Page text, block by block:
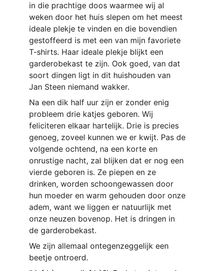
in die prachtige doos waarmee wij al
weken door het huis slepen om het meest
ideale plekje te vinden en die bovendien
gestoffeerd is met een van mijn favoriete
T-shirts. Haar ideale plekje blijkt een
garderobekast te zijn. Ook goed, van dat
soort dingen ligt in dit huishouden van
Jan Steen niemand wakker.
Na een dik half uur zijn er zonder enig
probleem drie katjes geboren. Wij
feliciteren elkaar hartelijk. Drie is precies
genoeg, zoveel kunnen we er kwijt. Pas de
volgende ochtend, na een korte en
onrustige nacht, zal blijken dat er nog een
vierde geboren is. Ze piepen en ze
drinken, worden schoongewassen door
hun moeder en warm gehouden door onze
adem, want we liggen er natuurlijk met
onze neuzen bovenop. Het is dringen in
de garderobekast.
We zijn allemaal ontegenzeggelijk een
beetje ontroerd.